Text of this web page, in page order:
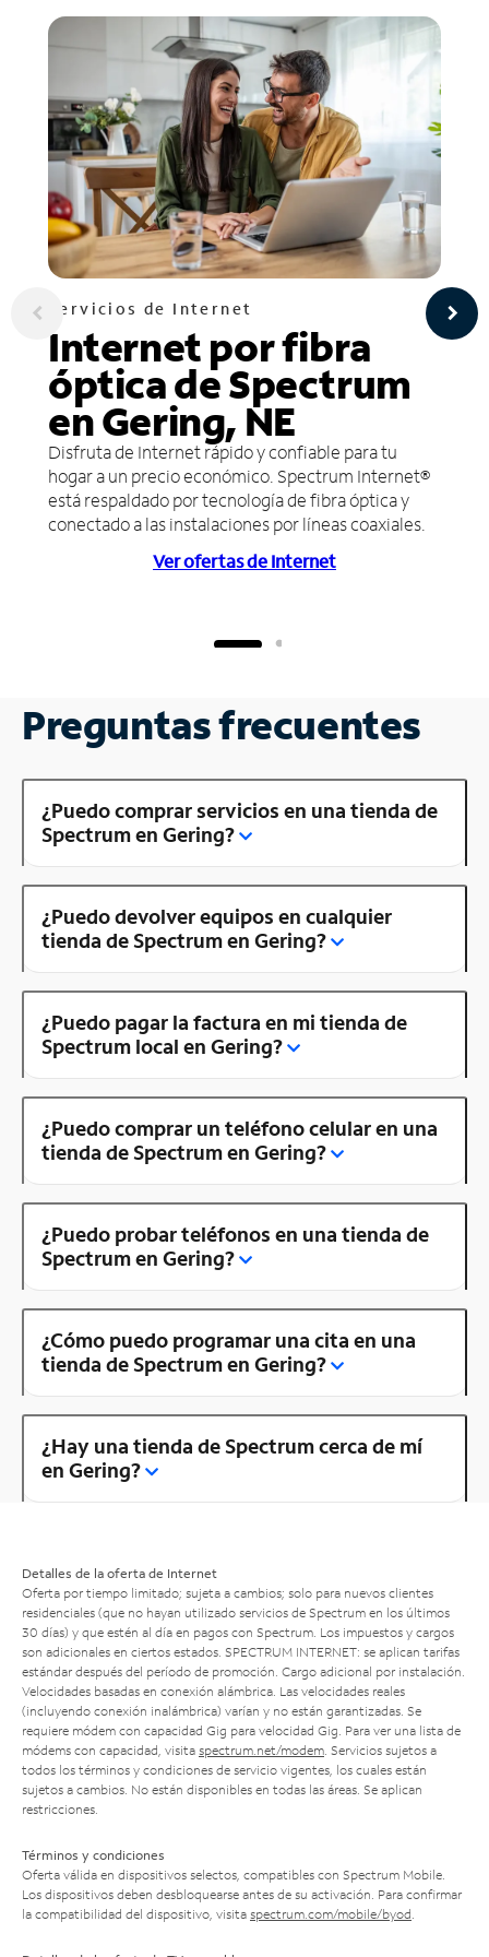
Servicios de Internet
Internet por fibra
óptica de Spectrum
en Gering, NE
Disfruta de Internet rápido y confiable para tu
hogar a un precio económico. Spectrum Internet®
está respaldado por tecnología de fibra óptica y
conectado a las instalaciones por líneas coaxiales.
Ver ofertas de Internet
Preguntas frecuentes
¿Puedo comprar servicios en una tienda de
Spectrum en Gering?
¿Puedo devolver equipos en cualquier
tienda de Spectrum en Gering?
¿Puedo pagar la factura en mi tienda de
Spectrum local en Gering?
¿Puedo comprar un teléfono celular en una
tienda de Spectrum en Gering?
¿Puedo probar teléfonos en una tienda de
Spectrum en Gering?
¿Cómo puedo programar una cita en una
tienda de Spectrum en Gering?
¿Hay una tienda de Spectrum cerca de mí
en Gering?
Detalles de la oferta de Internet
Oferta por tiempo limitado; sujeta a cambios; solo para nuevos clientes
residenciales (que no hayan utilizado servicios de Spectrum en los últimos
30 días) y que estén al día en pagos con Spectrum. Los impuestos y cargos
son adicionales en ciertos estados. SPECTRUM INTERNET: se aplican tarifas
estándar después del período de promoción. Cargo adicional por instalación.
Velocidades basadas en conexión alámbrica. Las velocidades reales
(incluyendo conexión inalámbrica) varían y no están garantizadas. Se
requiere módem con capacidad Gig para velocidad Gig. Para ver una lista de
módems con capacidad, visita spectrum.net/modem . Servicios sujetos a
todos los términos y condiciones de servicio vigentes, los cuales están
sujetos a cambios. No están disponibles en todas las áreas. Se aplican
restricciones.
Términos y condiciones
Oferta válida en dispositivos selectos, compatibles con Spectrum Mobile.
Los dispositivos deben desbloquearse antes de su activación. Para confirmar
la compatibilidad del dispositivo, visita spectrum.com/mobile/byod